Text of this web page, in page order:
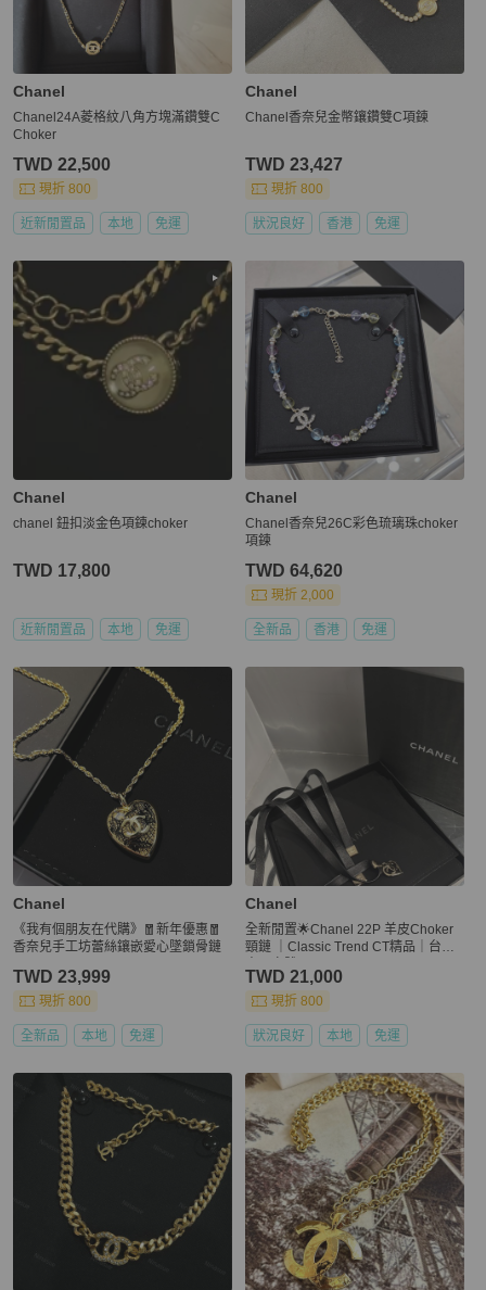
Chanel
Chanel24A菱格紋八角方塊滿鑽雙C
Choker
TWD 22,500
現折 800
近新閒置品 本地 免運
Chanel
Chanel香奈兒金幣鑲鑽雙C項鍊
TWD 23,427
現折 800
狀況良好 香港 免運
Chanel
chanel 鈕扣淡金色項鍊choker
TWD 17,800
近新閒置品 本地 免運
Chanel
Chanel香奈兒26C彩色琉璃珠choker
項鍊
TWD 64,620
現折 2,000
全新品 香港 免運
Chanel
《我有個朋友在代購》🧧新年優惠🧧
香奈兒手工坊蕾絲鑲嵌愛心墜鎖骨鏈
TWD 23,999
現折 800
全新品 本地 免運
Chanel
全新閒置🌟Chanel 22P 羊皮Choker
頸鏈 ｜Classic Trend CT精品｜台北
TWD 21,000
現折 800
狀況良好 本地 免運